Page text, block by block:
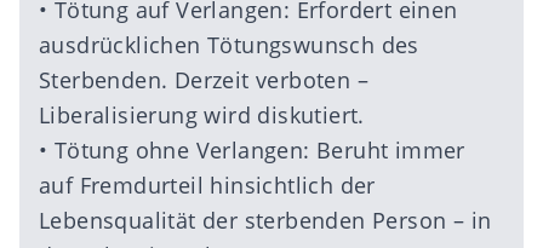
• Tötung auf Verlangen: Erfordert einen
ausdrücklichen Tötungswunsch des
Sterbenden. Derzeit verboten –
Liberalisierung wird diskutiert.
• Tötung ohne Verlangen: Beruht immer
auf Fremdurteil hinsichtlich der
Lebensqualität der sterbenden Person – in